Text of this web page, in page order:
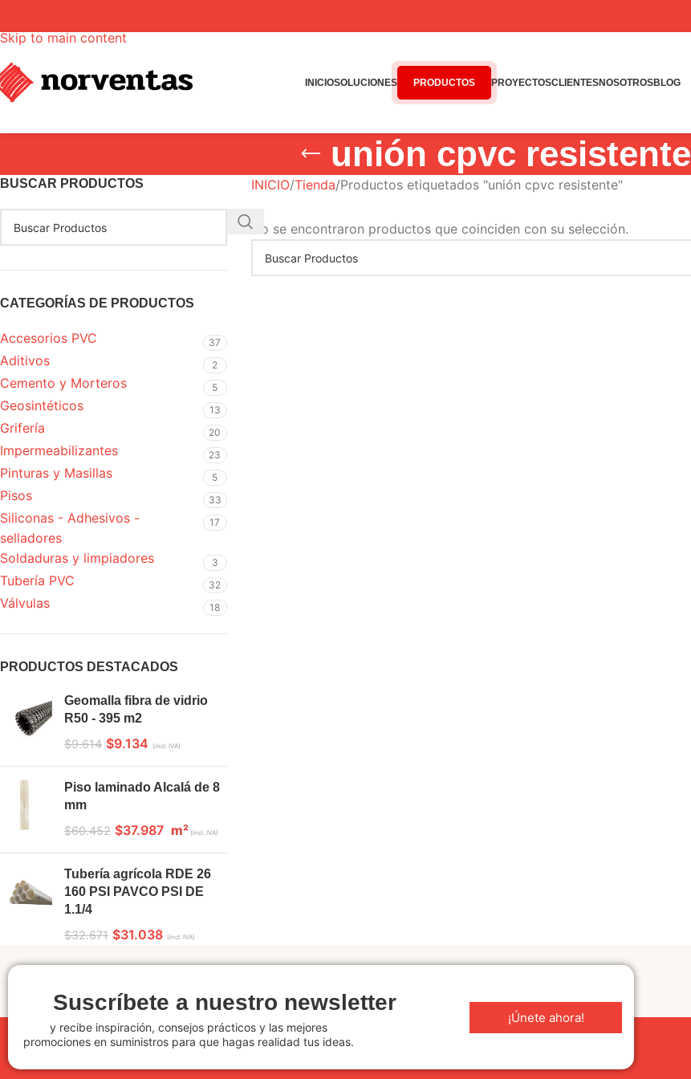
Skip to main content
INICIOSOLUCIONES PRODUCTOS PROYECTOSCLIENTESNOSOTROSBLOG
unión cpvc resistente
BUSCAR PRODUCTOS
CATEGORÍAS DE PRODUCTOS
Accesorios PVC 37
Aditivos 2
Cemento y Morteros 5
Geosintéticos 13
Grifería 20
Impermeabilizantes 23
Pinturas y Masillas 5
Pisos 33
Siliconas - Adhesivos -
selladores
17
Soldaduras y limpiadores 3
Tubería PVC 32
Válvulas 18
PRODUCTOS DESTACADOS
Geomalla fibra de vidrio
R50 - 395 m2
$9.614 $9.134 (incl. IVA)
Piso laminado Alcalá de 8
mm
$60.452 $37.987 m² (incl. IVA)
Tubería agrícola RDE 26
160 PSI PAVCO PSI DE
1.1/4
$32.671 $31.038 (incl. IVA)
INICIO Tienda Productos etiquetados "unión cpvc resistente"
No se encontraron productos que coinciden con su selección.
Suscríbete a nuestro newsletter
y recibe inspiración, consejos prácticos y las mejores
promociones en suministros para que hagas realidad tus ideas.
¡Únete ahora!